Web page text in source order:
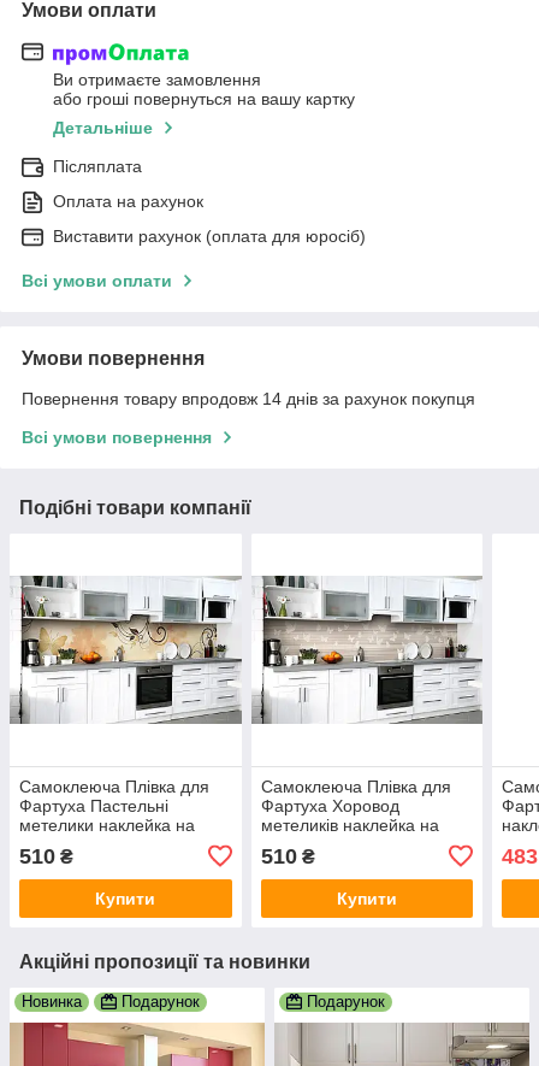
Умови оплати
Ви отримаєте замовлення
або гроші повернуться на вашу картку
Детальніше
Післяплата
Оплата на рахунок
Виставити рахунок (оплата для юросіб)
Всі умови оплати
Умови повернення
Повернення товару впродовж 14 днів за рахунок покупця
Всі умови повернення
Подібні товари компанії
Самоклеюча Плівка для
Фартуха Пастельні
метелики наклейка на
стіну Абстракція 600х2000
мм
510 ₴
Купити
Самоклеюча Плівка для
Фартуха Хоровод
метеликів наклейка на
стіну Абстракція 600х2000
мм
510₴
Купити
483
Акційні пропозиції та новинки
Новинка Подарунок Подарунок